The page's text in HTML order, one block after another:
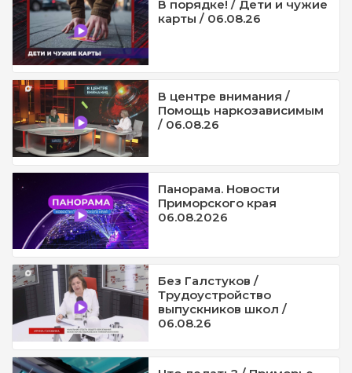
В порядке! / Дети и чужие
карты / 06.08.26
В центре внимания /
Помощь наркозависимым
/ 06.08.26
Панорама. Новости
Приморского края
06.08.2026
Без Галстуков /
Трудоустройство
выпускников школ /
06.08.26